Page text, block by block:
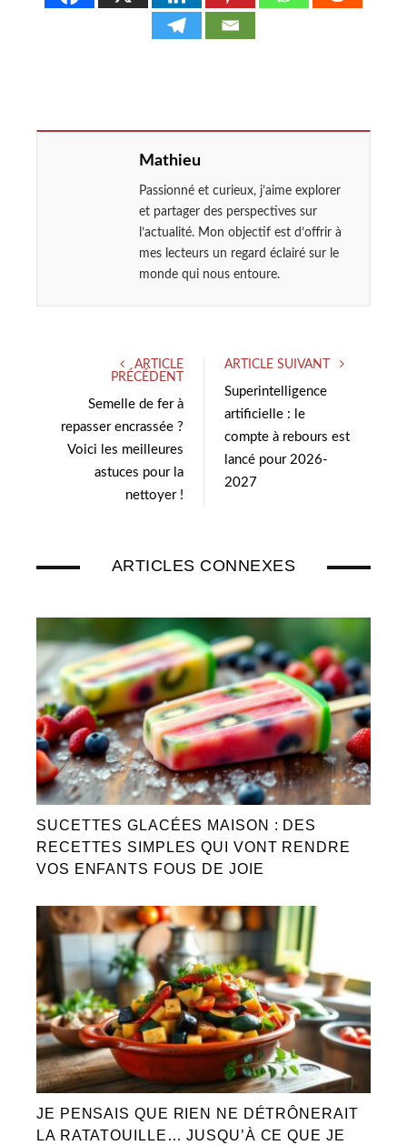
Mathieu
Passionné et curieux, j’aime explorer
et partager des perspectives sur
l’actualité. Mon objectif est d’offrir à
mes lecteurs un regard éclairé sur le
monde qui nous entoure.
ARTICLE
PRÉCÉDENT
Semelle de fer à
repasser encrassée ?
Voici les meilleures
astuces pour la
nettoyer !
ARTICLE SUIVANT
Superintelligence
artificielle : le
compte à rebours est
lancé pour 2026-
2027
ARTICLES CONNEXES
SUCETTES GLACÉES MAISON : DES
RECETTES SIMPLES QUI VONT RENDRE
VOS ENFANTS FOUS DE JOIE
JE PENSAIS QUE RIEN NE DÉTRÔNERAIT
LA RATATOUILLE… JUSQU’À CE QUE JE